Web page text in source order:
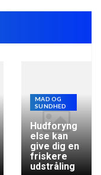
MAD OG
SUNDHED
Hudforyng
else kan
give dig en
friskere
udstråling